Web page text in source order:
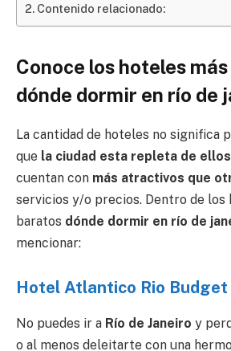
Contenido relacionado:
Conoce los hoteles
dónde dormir en río de
La cantidad de hoteles no significa
que la ciudad esta repleta de ellos
cuentan con más atractivos que
servicios y/o precios. Dentro de los
baratos dónde dormir en río de
mencionar:
Hotel Atlantico Rio Budget
No puedes ir a Río de Janeiro y
o al menos deleitarte con una